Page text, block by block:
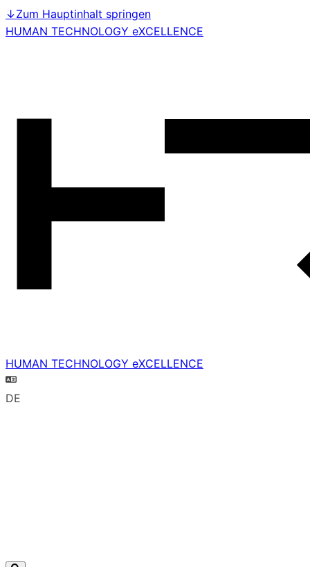
↓Zum Hauptinhalt springen
HUMAN TECHNOLOGY eXCELLENCE
HUMAN TECHNOLOGY eXCELLENCE
DE